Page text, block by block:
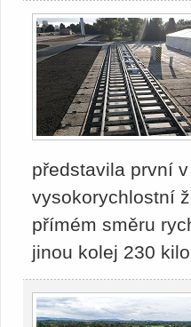
představila první
vysokorychlostní
přímém směru
jinou kolej 230